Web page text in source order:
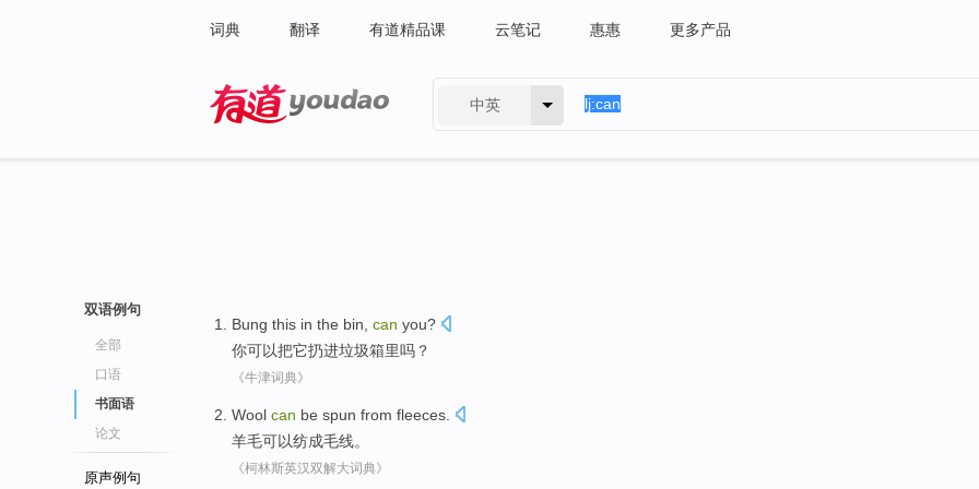
词典 翻译 有道精品课 云笔记 惠惠 更多产品
中英
双语例句
全部
口语
书面语
论文
原声例句
Bung this in the bin can you?
你可以把它扔进垃圾箱里吗？
《牛津词典》
Wool can be spun from fleeces
羊毛可以纺成毛线。
《柯林斯英汉双解大词典》